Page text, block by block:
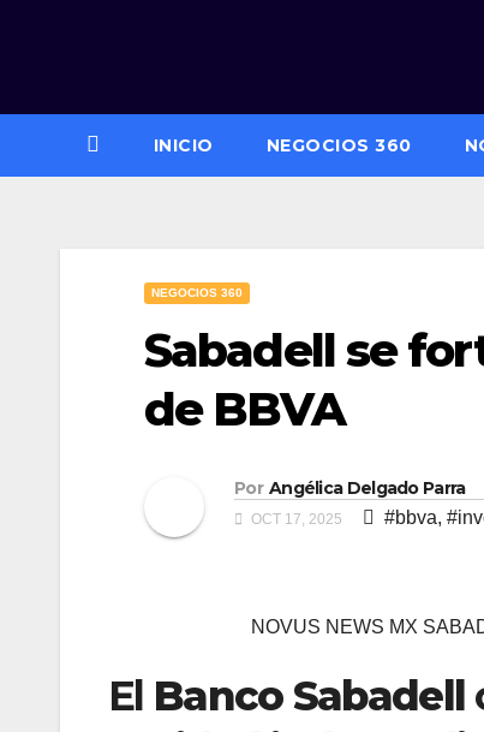
INICIO NEGOCIOS 360
NEGOCIOS 360
Sabadell se
de BBVA
Por Angélica Delgado Parra
OCT 17, 2025 #bbva,
NOVUS NEWS MX
El Banco Sabadell